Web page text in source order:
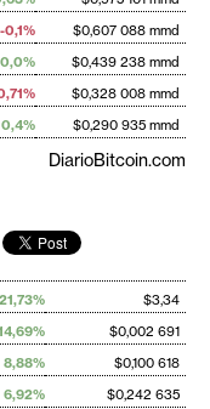
-0,1%
$0,607 088 mmd
0,0%
$0,439 238 mmd
$0,328 008 mmd
0,4% $0,290 935 mmd
DiarioBitcoin.com
21,73%
$3,34
$0,002 691
8,88%
$0,100 618
6,92%
$0,242 635